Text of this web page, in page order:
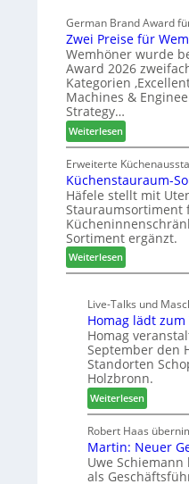
t
Z
u
k
u
f
t
s
t
F
ü
h
r
u
n
g
a
n
v
e
d
i
u
n
d
H
u
b
t
e
x
s
t
e
e
n
a
u
s
German Brand Award
Zwei Preise für
Wemhöner wurde
Award 2026
Kategorien
Machines &
Strategy…
Weiterlesen:
Z
w
e
i
P
r
e
i
s
f
ü
r
W
e
m
h
ö
n
e
r
Erweiterte
Küchenstauraum-
Häfele stellt mit
Stauraumsortiment
Sortiment ergänzt.
Weiterlesen:
K
c
h
e
n
s
t
a
u
r
a
u
m
Live-Talks und
Homag lädt
Homag
September den
Standorten
Holzbronn.
Weiterlesen:
H
o
m
a
g
Robert Haas
Martin: Neuer
Uwe
als